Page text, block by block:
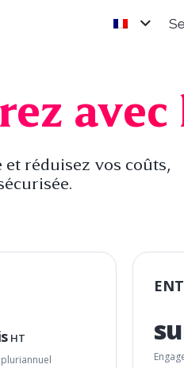
avec
réduisez vos coûts,
HT